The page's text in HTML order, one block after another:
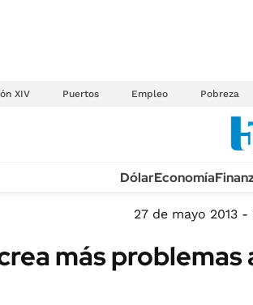
XIV Puertos Empleo Pobreza
TECNOLOGÍA
MÉXICO
MUNDO
DólarEconomía
27 de mayo 2013 -
más problemas